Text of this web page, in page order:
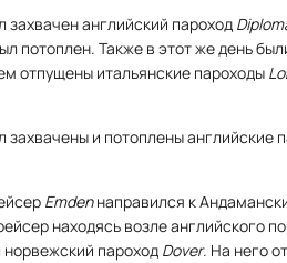
захвачен английский пароход
потоплен. Также в этот же день
отпущены итальянские пароходы
захвачены и потоплены английские
Emdenнаправился к
находясь возле английского
норвежский пароход Dover. На него